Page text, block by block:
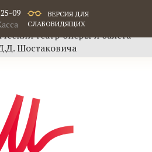
09
ВЕРСИЯ ДЛЯ
СЛАБОВИДЯЩИХ
театр оперы и балета
Шостаковича